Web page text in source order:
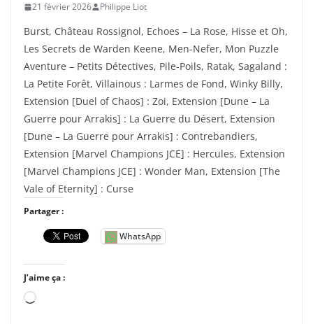
21 février 2026 Philippe Liot
Burst, Château Rossignol, Echoes – La Rose, Hisse et Oh,
Les Secrets de Warden Keene, Men-Nefer, Mon Puzzle
Aventure – Petits Détectives, Pile-Poils, Ratak, Sagaland :
La Petite Forêt, Villainous : Larmes de Fond, Winky Billy,
Extension [Duel of Chaos] : Zoi, Extension [Dune – La
Guerre pour Arrakis] : La Guerre du Désert, Extension
[Dune – La Guerre pour Arrakis] : Contrebandiers,
Extension [Marvel Champions JCE] : Hercules, Extension
[Marvel Champions JCE] : Wonder Man, Extension [The
Vale of Eternity] : Curse
Partager :
WhatsApp
J’aime ça :
C